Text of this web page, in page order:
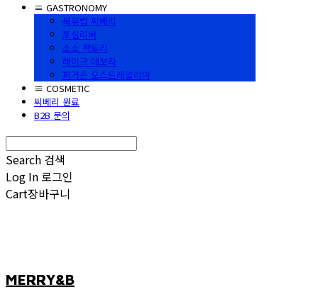
≡ GASTRONOMY
북유럽 씨베리
포실리버
소소 팩토리
레이크 데보라
퍼거슨 오스트레일리아
≡ COSMETIC
씨베리 원료
B2B 문의
Search 검색
Log In 로그인
Cart장바구니
MERRY&B